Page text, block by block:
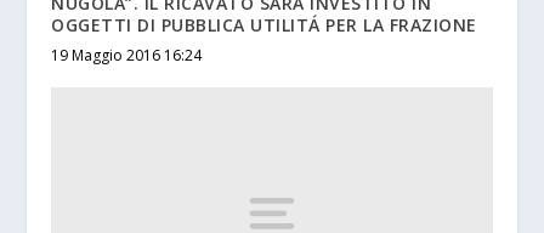
OGGETTI DI PUBBLICA UTILITÁ PER LA FRAZIONE
19 Maggio 2016 16:24